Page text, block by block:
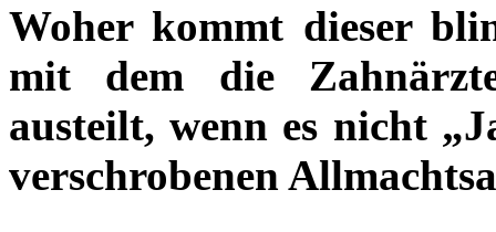
Woher kommt dieser
mit dem die
austeilt, wenn es nicht
verschrobenen